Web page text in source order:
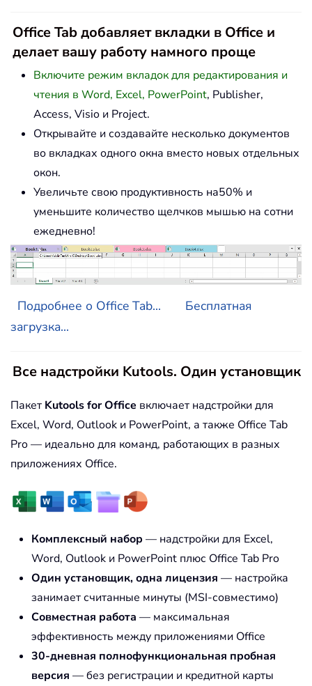
Office Tab добавляет вкладки в Office и
делает вашу работу намного проще
Включите режим вкладок для редактирования и
чтения в Word, Excel, PowerPoint, Publisher,
Access, Visio и Project.
Открывайте и создавайте несколько документов
во вкладках одного окна вместо новых отдельных
окон.
Увеличьте свою продуктивность на50% и
уменьшите количество щелчков мышью на сотни
ежедневно!
Подробнее о Office Tab...
Бесплатная
загрузка...
Все надстройки Kutools. Один установщик
Пакет Kutools for Office включает надстройки для
Excel, Word, Outlook и PowerPoint, а также Office Tab
Pro — идеально для команд, работающих в разных
приложениях Office.
Комплексный набор — надстройки для Excel,
Word, Outlook и PowerPoint плюс Office Tab Pro
Один установщик, одна лицензия — настройка
занимает считанные минуты (MSI-совместимо)
Совместная работа — максимальная
эффективность между приложениями Office
30-дневная полнофункциональная пробная
версия — без регистрации и кредитной карты